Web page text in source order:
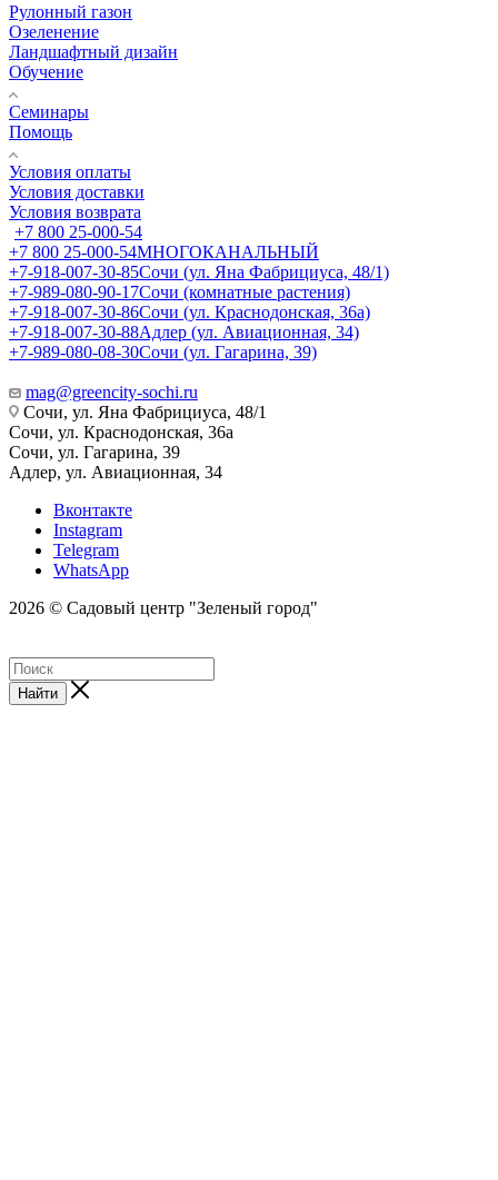
Рулонный газон
Озеленение
Ландшафтный дизайн
Обучение
Семинары
Помощь
Условия оплаты
Условия доставки
Условия возврата
+7 800 25-000-54
+7 800 25-000-54МНОГОКАНАЛЬНЫЙ
+7-918-007-30-85Сочи (ул. Яна Фабрициуса, 48/1)
+7-989-080-90-17Сочи (комнатные растения)
+7-918-007-30-86Сочи (ул. Краснодонская, 36а)
+7-918-007-30-88Адлер (ул. Авиационная, 34)
+7-989-080-08-30Сочи (ул. Гагарина, 39)
mag@greencity-sochi.ru
Сочи, ул. Яна Фабрициуса, 48/1
Сочи, ул. Краснодонская, 36а
Сочи, ул. Гагарина, 39
Адлер, ул. Авиационная, 34
Вконтакте
Instagram
Telegram
WhatsApp
2026 © Садовый центр "Зеленый город"
Найти